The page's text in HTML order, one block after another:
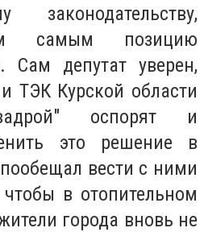
законодательству,
самым позицию
Сам депутат уверен,
ТЭК Курской области
оспорят и
это решение в
вести с ними
в отопительном
города вновь не